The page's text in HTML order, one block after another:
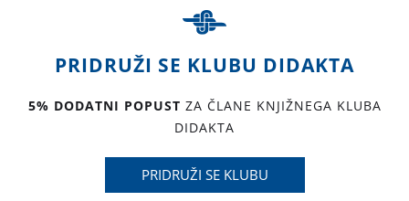
PRIDRUŽI SE KLUBU DIDAKTA
5% DODATNI POPUST ZA ČLANE KNJIŽNEGA KLUBA
DIDAKTA
PRIDRUŽI SE KLUBU